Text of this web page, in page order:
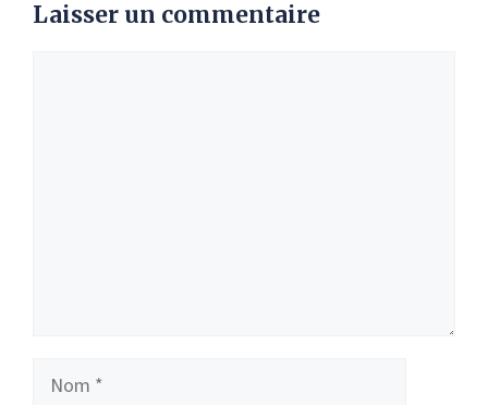
Laisser un commentaire
Nom